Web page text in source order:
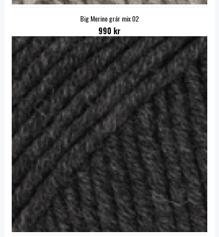
Big Merino grár mix 02
990 kr